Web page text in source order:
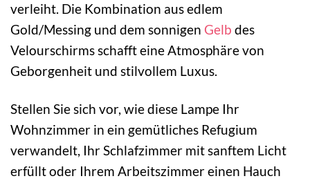
verleiht. Die Kombination aus edlem
Gold/Messing und dem sonnigen Gelb des
Velourschirms schafft eine Atmosphäre von
Geborgenheit und stilvollem Luxus.
Stellen Sie sich vor, wie diese Lampe Ihr
Wohnzimmer in ein gemütliches Refugium
verwandelt, Ihr Schlafzimmer mit sanftem Licht
erfüllt oder Ihrem Arbeitszimmer einen Hauch